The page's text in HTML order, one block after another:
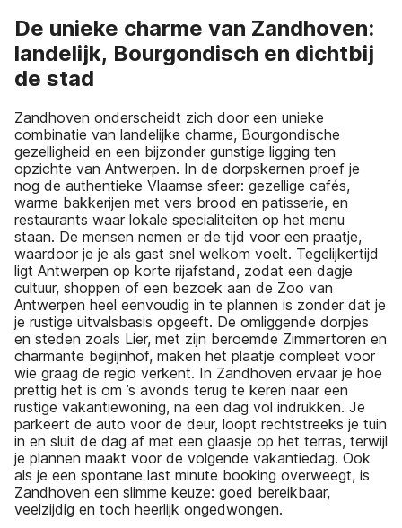
De unieke charme van Zandhoven:
landelijk, Bourgondisch en dichtbij
de stad
Zandhoven onderscheidt zich door een unieke
combinatie van landelijke charme, Bourgondische
gezelligheid en een bijzonder gunstige ligging ten
opzichte van Antwerpen. In de dorpskernen proef je
nog de authentieke Vlaamse sfeer: gezellige cafés,
warme bakkerijen met vers brood en patisserie, en
restaurants waar lokale specialiteiten op het menu
staan. De mensen nemen er de tijd voor een praatje,
waardoor je je als gast snel welkom voelt. Tegelijkertijd
ligt Antwerpen op korte rijafstand, zodat een dagje
cultuur, shoppen of een bezoek aan de Zoo van
Antwerpen heel eenvoudig in te plannen is zonder dat je
je rustige uitvalsbasis opgeeft. De omliggende dorpjes
en steden zoals Lier, met zijn beroemde Zimmertoren en
charmante begijnhof, maken het plaatje compleet voor
wie graag de regio verkent. In Zandhoven ervaar je hoe
prettig het is om ’s avonds terug te keren naar een
rustige vakantiewoning, na een dag vol indrukken. Je
parkeert de auto voor de deur, loopt rechtstreeks je tuin
in en sluit de dag af met een glaasje op het terras, terwijl
je plannen maakt voor de volgende vakantiedag. Ook
als je een spontane last minute booking overweegt, is
Zandhoven een slimme keuze: goed bereikbaar,
veelzijdig en toch heerlijk ongedwongen.